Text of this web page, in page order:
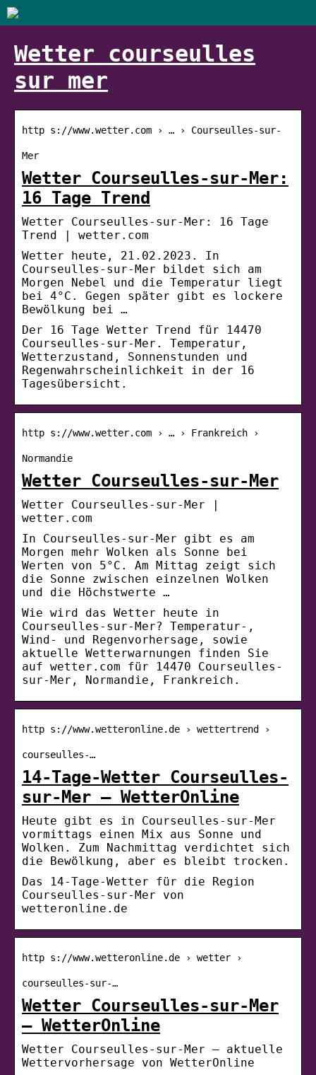
Wetter courseulles
sur mer
http s://www.wetter.com › … › Courseulles-sur-
Mer
Wetter Courseulles-sur-Mer:
16 Tage Trend
Wetter Courseulles-sur-Mer: 16 Tage
Trend | wetter.com
Wetter heute, 21.02.2023. In
Courseulles-sur-Mer bildet sich am
Morgen Nebel und die Temperatur liegt
bei 4°C. Gegen später gibt es lockere
Bewölkung bei …
Der 16 Tage Wetter Trend für 14470
Courseulles-sur-Mer. Temperatur,
Wetterzustand, Sonnenstunden und
Regenwahrscheinlichkeit in der 16
Tagesübersicht.
http s://www.wetter.com › … › Frankreich ›
Normandie
Wetter Courseulles-sur-Mer
Wetter Courseulles-sur-Mer |
wetter.com
In Courseulles-sur-Mer gibt es am
Morgen mehr Wolken als Sonne bei
Werten von 5°C. Am Mittag zeigt sich
die Sonne zwischen einzelnen Wolken
und die Höchstwerte …
Wie wird das Wetter heute in
Courseulles-sur-Mer? Temperatur-,
Wind- und Regenvorhersage, sowie
aktuelle Wetterwarnungen finden Sie
auf wetter.com für 14470 Courseulles-
sur-Mer, Normandie, Frankreich.
http s://www.wetteronline.de › wettertrend ›
courseulles-…
14-Tage-Wetter Courseulles-
sur-Mer – WetterOnline
Heute gibt es in Courseulles-sur-Mer
vormittags einen Mix aus Sonne und
Wolken. Zum Nachmittag verdichtet sich
die Bewölkung, aber es bleibt trocken.
Das 14-Tage-Wetter für die Region
Courseulles-sur-Mer von
wetteronline.de
http s://www.wetteronline.de › wetter ›
courseulles-sur-…
Wetter Courseulles-sur-Mer
– WetterOnline
Wetter Courseulles-sur-Mer – aktuelle
Wettervorhersage von WetterOnline